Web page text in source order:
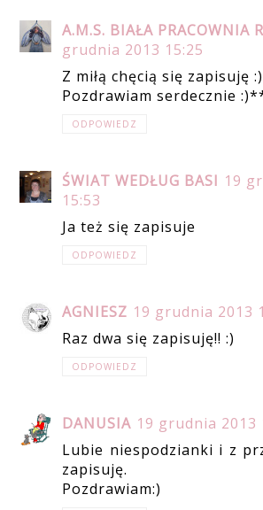
A.M.S. BIAŁA PRACOWNIA
grudnia 2013 15:25
Z miłą chęcią się zapisuję :)
Pozdrawiam serdecznie
ODPOWIEDZ
ŚWIAT WEDŁUG BASI 19
15:53
Ja też się zapisuje
ODPOWIEDZ
AGNIESZ 19 grudnia 2013
Raz dwa się zapisuję!! :)
ODPOWIEDZ
DANUSIA 19 grudnia 2013
Lubie niespodzianki i z
zapisuję.
Pozdrawiam:)